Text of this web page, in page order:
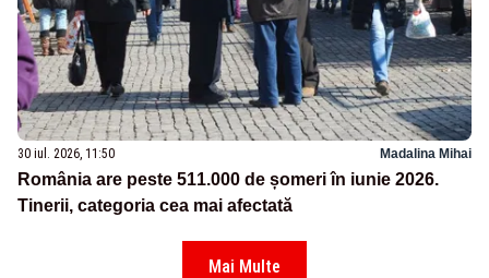
30 iul. 2026, 11:50 Madalina Mihai
România are peste 511.000 de șomeri în iunie 2026.
Tinerii, categoria cea mai afectată
Mai Multe